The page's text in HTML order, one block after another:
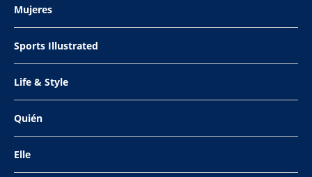
Mujeres
Sports Illustrated
Life & Style
Quién
Elle